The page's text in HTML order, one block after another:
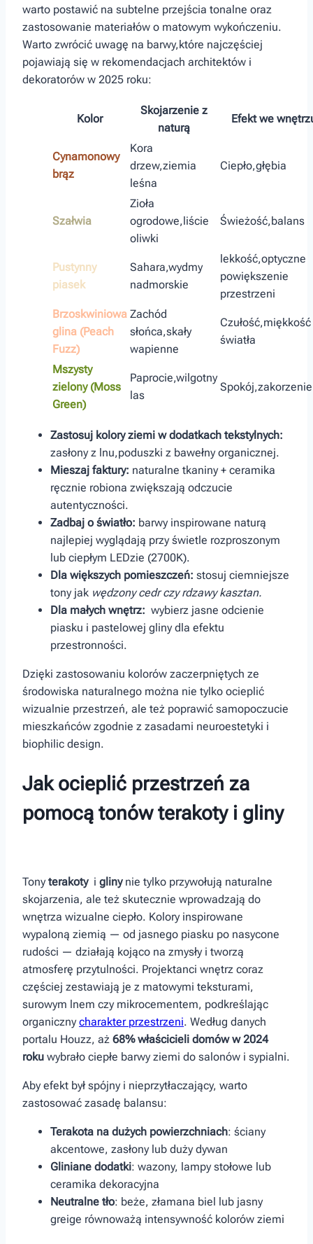
warto postawić na subtelne przejścia tonalne oraz
zastosowanie materiałów o matowym wykończeniu.
Warto ‍zwrócić ‌uwagę na barwy,które najczęściej
pojawiają się w rekomendacjach architektów⁣ i
dekoratorów w 2025 roku:
Kolor
Skojarzenie z⁣
naturą
Efekt we
Cynamonowy
brąz
Kora
drzew,ziemia⁢
leśna
Ciepło,głębia
Szałwia
Zioła
ogrodowe,liście
oliwki
Świeżość,balans
Pustynny‍
piasek
Sahara,wydmy
nadmorskie
lekkość,optyczne⁤
powiększenie
przestrzeni
Brzoskwiniowa
glina (Peach
Fuzz)
Zachód
słońca,skały
wapienne
Czułość,miękkość
światła
Mszysty
zielony (Moss
Green)
Paprocie,wilgotny
las
Zastosuj kolory ziemi w dodatkach tekstylnych:
zasłony z ⁢lnu,poduszki z bawełny organicznej.
Mieszaj faktury: naturalne tkaniny ‌+ ceramika
ręcznie robiona zwiększają odczucie
autentyczności.
Zadbaj o światło: barwy inspirowane naturą
najlepiej wyglądają⁢ przy świetle rozproszonym
lub ciepłym LEDzie (2700K).
Dla‍ większych pomieszczeń: stosuj ciemniejsze‌
tony⁣ jak wędzony cedr czy‌ rdzawy kasztan.
Dla małych wnętrz: ⁢ wybierz jasne ⁣odcienie​
piasku i pastelowej gliny dla efektu
przestronności.
Dzięki zastosowaniu kolorów zaczerpniętych ze
środowiska naturalnego można nie tylko ocieplić
wizualnie przestrzeń, ale też ⁢poprawić samopoczucie
mieszkańców zgodnie z zasadami neuroestetyki i
biophilic design.
Jak ocieplić przestrzeń za
pomocą tonów terakoty i gliny
Tony terakoty⁤ i glinynie tylko przywołują naturalne‍
skojarzenia, ale też skutecznie ⁣wprowadzają do
wnętrza wizualne ciepło. Kolory inspirowane
wypaloną ziemią — od jasnego piasku po nasycone
rudości — działają kojąco na zmysły i tworzą
atmosferę przytulności. Projektanci wnętrz coraz
⁢częściej zestawiają je z ⁢matowymi‍ teksturami,
surowym lnem czy mikrocementem, podkreślając
organiczny charakter przestrzeni. Według danych
portalu ‍Houzz, aż 68% właścicieli domów w 2024
roku wybrało ciepłe barwy ziemi‌ do salonów i ‍sypialni.
Aby​ efekt był spójny i nieprzytłaczający, warto
zastosować zasadę balansu:
Terakota na dużych powierzchniach: ściany
akcentowe, zasłony lub duży dywan
Gliniane dodatki: wazony, lampy stołowe ⁣lub
ceramika dekoracyjna
Neutralne tło: beże, złamana biel lub jasny
greige równoważą intensywność kolorów ziemi